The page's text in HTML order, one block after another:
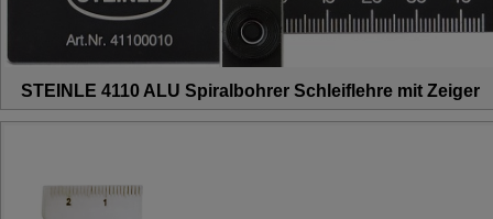
STEINLE 4110 ALU Spiralbohrer Schleiflehre mit Zeiger